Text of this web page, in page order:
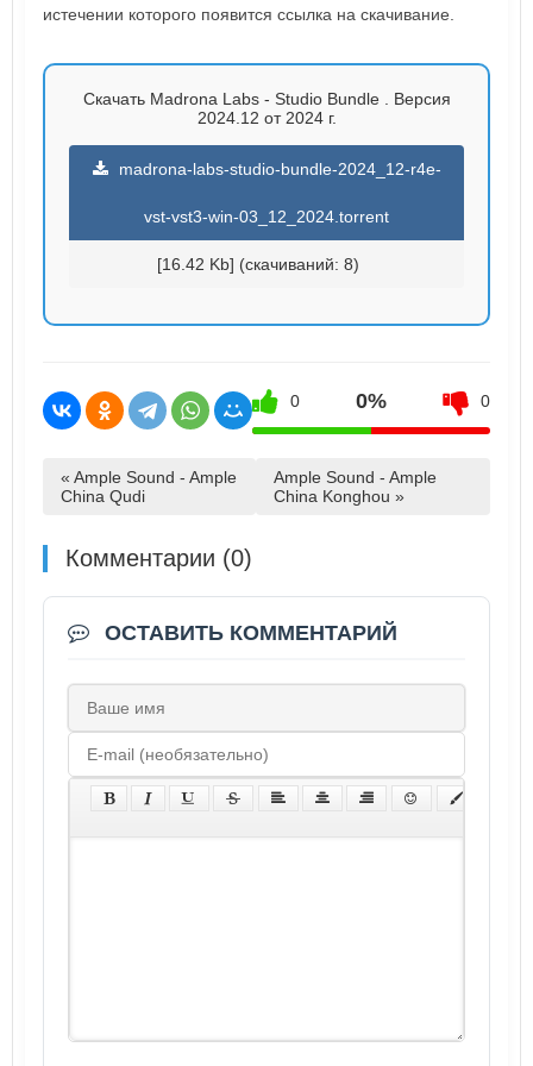
истечении которого появится ссылка на скачивание.
Скачать Madrona Labs - Studio Bundle . Версия
2024.12 от 2024 г.
madrona-labs-studio-bundle-2024_12-r4e-
vst-vst3-win-03_12_2024.torrent
[16.42 Kb] (cкачиваний: 8)
0 0% 0
« Ample Sound - Ample
China Qudi
Ample Sound - Ample
China Konghou »
Комментарии (0)
ОСТАВИТЬ КОММЕНТАРИЙ